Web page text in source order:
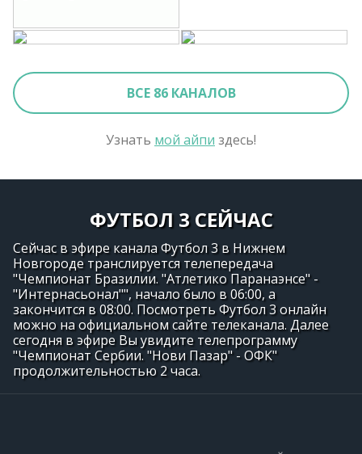
ВСЕ 86 КАНАЛОВ
Узнать мой айпи здесь!
ФУТБОЛ 3 СЕЙЧАС
Сейчас в эфире канала Футбол 3 в Нижнем
Новгороде транслируется телепередача
"Чемпионат Бразилии. "Атлетико Паранаэнсе" -
"Интернасьонал"", начало было в 06:00, а
закончится в 08:00. Посмотреть Футбол 3 онлайн
можно на официальном сайте телеканала. Далее
сегодня в эфире Вы увидите телепрограмму
"Чемпионат Сербии. "Нови Пазар" - ОФК"
продолжительностью 2 часа.